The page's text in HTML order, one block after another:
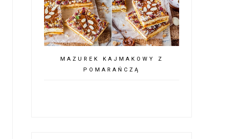
MAZUREK KAJMAKOWY Z
POMARAŃCZĄ